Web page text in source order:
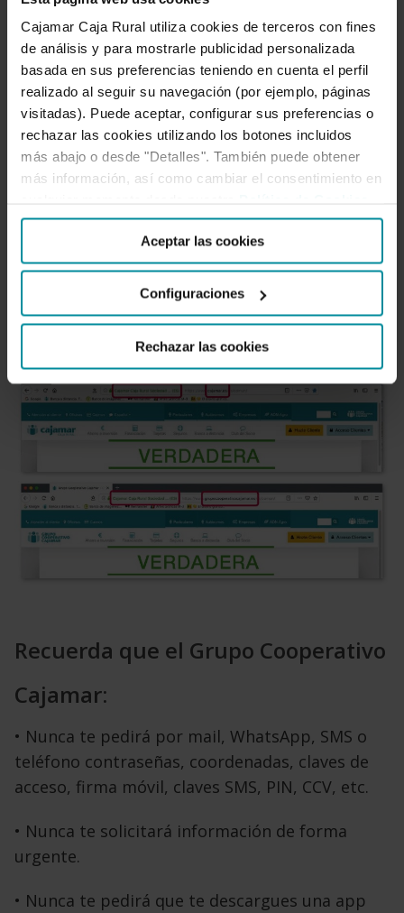
Cajamar Caja Rural utiliza cookies de terceros con fines
de análisis y para mostrarle publicidad personalizada
basada en sus preferencias teniendo en cuenta el perfil
realizado al seguir su navegación (por ejemplo, páginas
visitadas). Puede aceptar, configurar sus preferencias o
rechazar las cookies utilizando los botones incluidos
más abajo o desde "Detalles". También puede obtener
más información, así como cambiar el consentimiento en
Aceptar las cookies
Configuraciones
Rechazar las cookies
de seguridad de la URL (https://),
sino en la dirección en sí: recuerda
que nuestros dominios son
exclusivamente
Recuerda que el Grupo Cooperativo
Cajamar:
• Nunca te pedirá por mail, WhatsApp, SMS o
teléfono contraseñas, coordenadas, claves de
acceso, firma móvil, claves SMS, PIN, CCV, etc.
• Nunca te solicitará información de forma
urgente.
• Nunca te pedirá que te descargues una app